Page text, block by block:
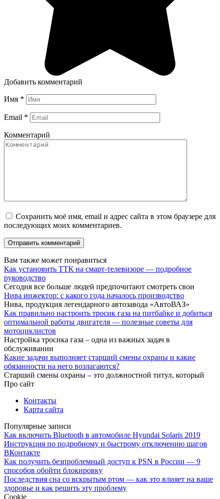
Добавить комментарий
Имя *
Email *
Комментарий
Сохранить моё имя, email и адрес сайта в этом браузере для
последующих моих комментариев.
Вам также может понравиться
Как установить ТТК на смарт-телевизоре — подробное
руководство
Сегодня все больше людей предпочитают смотреть свои
Нива инжектор: с какого года началось производство
Нива, продукция легендарного автозавода «АвтоВАЗ»
Как правильно настроить тросик газа на питбайке и добиться
оптимальной работы двигателя — полезные советы для
мотоциклистов
Настройка тросика газа – одна из важных задач в
обслуживании
Какие задачи выполняет старший смены охраны и какие
обязанности на него возлагаются?
Старший смены охраны – это должностной титул, который
Про сайт
Контакты
Карта сайта
Популярные записи
Как включить Bluetooth в автомобиле Hyundai Solaris 2019
Инструкция по подробному и быстрому отключению шагов
ВКонтакте
Как получить безпроблемный доступ к PSN в России — 9
способов обойти блокировку
Последствия сна со вскрытым ртом — как это влияет на ваше
здоровье и как решить эту проблему
Cookie